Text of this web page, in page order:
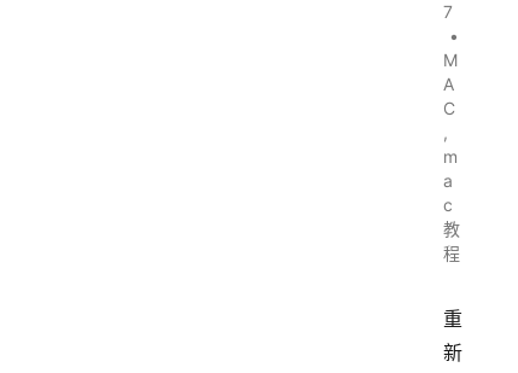
7
•
M
A
C
,
m
a
c
教
程
重
新